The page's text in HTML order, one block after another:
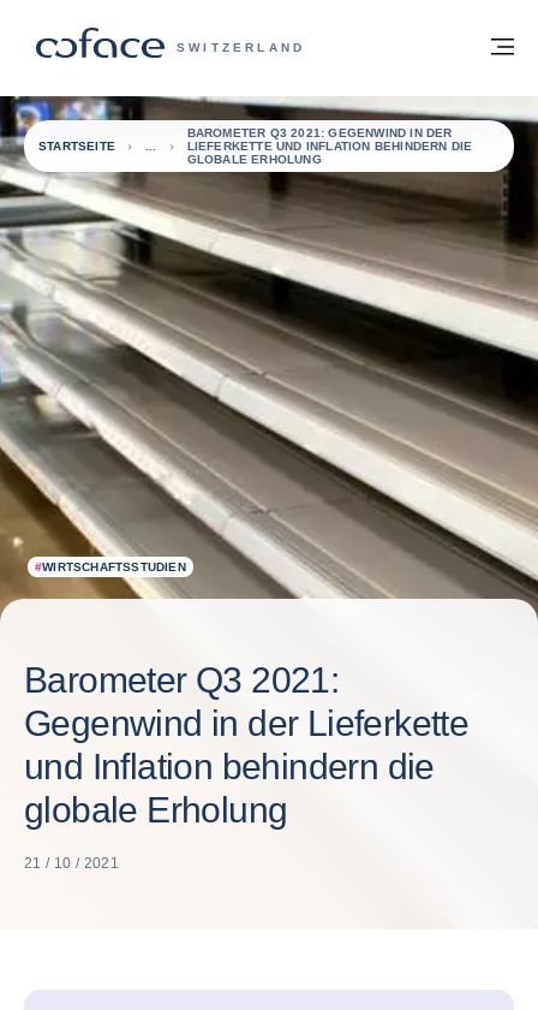
COFACE FOR TRADE - WEBSEITE DER
SWITZERLAND
Zurück zur Startseite
#WIRTSCHAFTSSTUDIEN
STARTSEITE
BAROMETER Q3 2021: GEGENWIND IN DER
LIEFERKETTE UND INFLATION BEHINDERN DIE
GLOBALE ERHOLUNG
Barometer Q3 2021:
Gegenwind in der Lieferkette
und Inflation behindern die
globale Erholung
21 / 10 / 2021